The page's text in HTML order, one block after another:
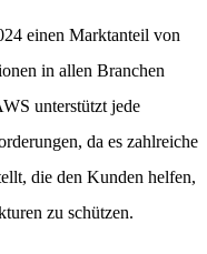
einen Marktanteil von
in allen Branchen
unterstützt jede
da es zahlreiche
die den Kunden helfen,
zu schützen.